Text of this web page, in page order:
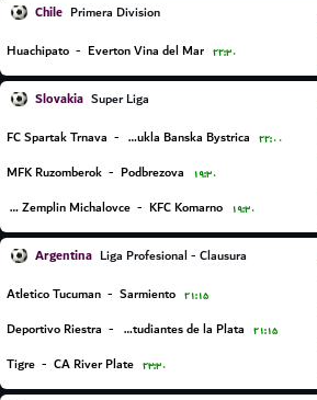
Chile Primera Division
Huachipato - Everton Vina del Mar ۲۲:۳۰
Slovakia Super Liga
FC Spartak Trnava - FC Dukla Banska Bystrica ۲۲:۰۰
MFK Ruzomberok - Podbrezova ۱۹:۳۰
MFK Zemplin Michalovce - KFC Komarno ۱۹:۳۰
Argentina Liga Profesional - Clausura
Atletico Tucuman - Sarmiento ۲۱:۱۵
Deportivo Riestra - Estudiantes de la Plata ۲۱:۱۵
Tigre - CA River Plate ۲۳:۳۰